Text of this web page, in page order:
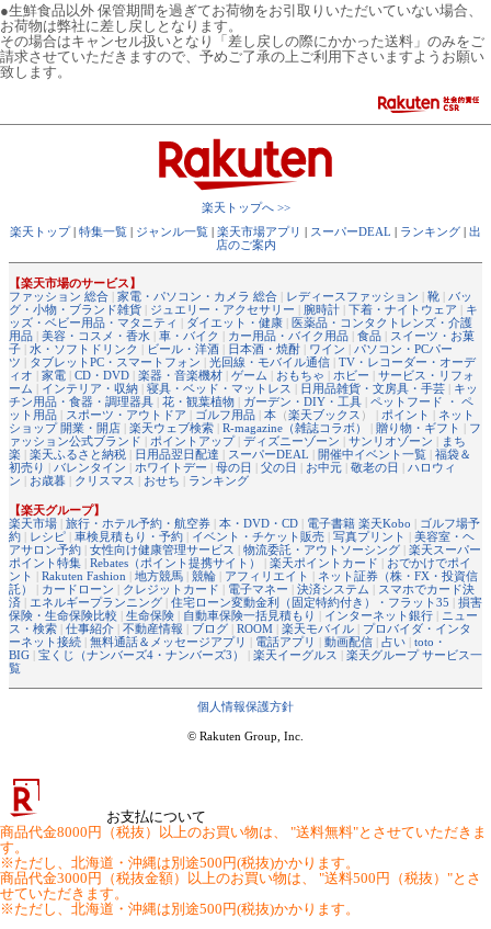
●生鮮食品以外 保管期間を過ぎてお荷物をお引取りいただいていない場合、
お荷物は弊社に差し戻しとなります。
その場合はキャンセル扱いとなり「差し戻しの際にかかった送料」のみをご
請求させていただきますので、予めご了承の上ご利用下さいますようお願い
致します。
楽天トップへ >>
楽天トップ| 特集一覧 | ジャンル一覧 | 楽天市場アプリ | スーパーDEAL | ランキング | 出
店のご案内
【楽天市場のサービス】
ファッション 総合 | 家電・パソコン・カメラ 総合 | レディースファッション | 靴 | バッ
グ・小物・ブランド雑貨 | ジュエリー・アクセサリー | 腕時計 | 下着・ナイトウェア | キ
ッズ・ベビー用品・マタニティ | ダイエット・健康 | 医薬品・コンタクトレンズ・介護
用品 | 美容・コスメ・香水 | 車・バイク | カー用品・バイク用品 | 食品 | スイーツ・お菓
子 | 水・ソフトドリンク | ビール・洋酒 | 日本酒・焼酎 | ワイン | パソコン・PCパー
ツ | タブレットPC・スマートフォン | 光回線・モバイル通信 | TV・レコーダー・オーデ
ィオ | 家電 | CD・DVD | 楽器・音楽機材 | ゲーム | おもちゃ | ホビー | サービス・リフォ
ーム | インテリア・収納 | 寝具・ベッド・マットレス | 日用品雑貨・文房具・手芸 | キッ
チン用品・食器・調理器具 | 花・観葉植物 | ガーデン・DIY・工具 | ペットフード ・ ペ
ット用品 | スポーツ・アウトドア | ゴルフ用品 | 本 （楽天ブックス ） | ポイント | ネット
ショップ 開業・開店 | 楽天ウェブ検索 | R-magazine（雑誌コラボ） | 贈り物・ギフト | フ
ァッション公式ブランド | ポイントアップ| ディズニーゾーン | サンリオゾーン | まち
楽 | 楽天ふるさと納税 | 日用品翌日配達 | スーパーDEAL | 開催中イベント一覧 | 福袋＆
初売り | バレンタイン | ホワイトデー | 母の日 | 父の日 | お中元 | 敬老の日 | ハロウィ
ン | お歳暮 | クリスマス | おせち | ランキング
【楽天グループ】
楽天市場 | 旅行・ホテル予約・航空券 | 本・DVD・CD | 電子書籍 楽天Kobo | ゴルフ場予
約 | レシピ | 車検見積もり・予約 | イベント・チケット販売 | 写真プリント | 美容室・ヘ
アサロン予約 | 女性向け健康管理サービス | 物流委託・アウトソーシング | 楽天スーパー
ポイント特集 | Rebates（ポイント提携サイト） | 楽天ポイントカード | おでかけでポイ
ント | Rakuten Fashion | 地方競馬 | 競輪 | アフィリエイト | ネット証券（株・FX・投資信
託）
| カードローン | クレジットカード | 電子マネー | 決済システム | スマホでカード決
済 | エネルギープランニング | 住宅ローン変動金利（固定特約付き）・フラット35 | 損害
保険・生命保険比較 | 生命保険 | 自動車保険一括見積もり | インターネット銀行 | ニュー
ス・検索 | 仕事紹介 | 不動産情報 | ブログ | ROOM | 楽天モバイル | プロバイダ・インタ
ーネット接続 | 無料通話＆メッセージアプリ | 電話アプリ | 動画配信 | 占い | toto・
BIG | 宝くじ（ナンバーズ4・ナンバーズ3） | 楽天イーグルス | 楽天グループ サービス一
覧
個人情報保護方針
© Rakuten Group, Inc.
お支払について
商品代金8000円（税抜）以上のお買い物は、 "送料無料"とさせていただきま
す。
※ただし、北海道・沖縄は別途500円(税抜)かかります。
商品代金3000円（税抜金額）以上のお買い物は、 "送料500円（税抜）"とさ
せていただきます。
※ただし、北海道・沖縄は別途500円(税抜)かかります。